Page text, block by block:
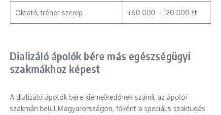
Oktató, tréner szerep +60 000 – 120 000 Ft
Dializáló ápolók bére más egészségügyi
szakmákhoz képest
A dializáló ápolók bére kiemelkedőnek számít az ápolói
szakmán belül Magyarországon, főként a speciális szaktudás